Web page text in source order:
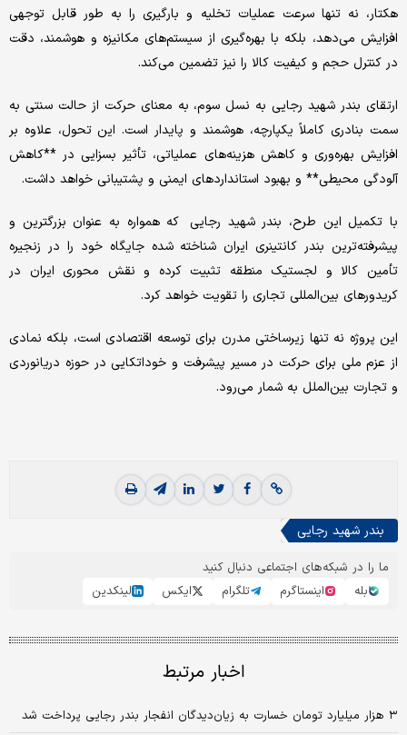
هکتار، نه تنها سرعت عملیات تخلیه و بارگیری را به طور قابل توجهی
افزایش می‌دهد، بلکه با بهره‌گیری از سیستم‌های مکانیزه و هوشمند، دقت
در کنترل حجم و کیفیت کالا را نیز تضمین می‌کند.
ارتقای بندر شهید رجایی به نسل سوم، به معنای حرکت از حالت سنتی به
سمت بنادری کاملاً یکپارچه، هوشمند و پایدار است. این تحول، علاوه بر
افزایش بهره‌وری و کاهش هزینه‌های عملیاتی، تأثیر بسزایی در **کاهش
آلودگی محیطی** و بهبود استانداردهای ایمنی و پشتیبانی خواهد داشت.
با تکمیل این طرح، بندر شهید رجایی که همواره به عنوان بزرگترین و
پیشرفته‌ترین بندر کانتینری ایران شناخته شده جایگاه خود را در زنجیره
تأمین کالا و لجستیک منطقه تثبیت کرده و نقش محوری ایران در
کریدورهای بین‌المللی تجاری را تقویت خواهد کرد.
این پروژه نه تنها زیرساختی مدرن برای توسعه اقتصادی است، بلکه نمادی
از عزم ملی برای حرکت در مسیر پیشرفت و خوداتکایی در حوزه دریانوردی
و تجارت بین‌الملل به شمار می‌رود.
بندر شهید رجایی
ما را در شبکه‌های اجتماعی دنبال کنید
بله
اینستاگرم تلگرام ایکس لینکدین
اخبار مرتبط
۳ هزار میلیارد تومان خسارت به زیان‌دیدگان انفجار بندر رجایی پرداخت شد